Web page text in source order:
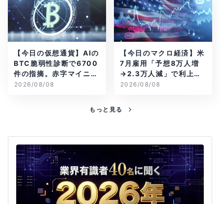
【今日の仮想通貨】AIの
BTC脆弱性診断で6700
件の指摘。赤字マイニン
グ企業はAIに賭ける
2026/08/08
【今日のマクロ経済】米
7月雇用「予想8万人増
→2.3万人減」で利上げ
観測後退
2026/08/08
もっと見る